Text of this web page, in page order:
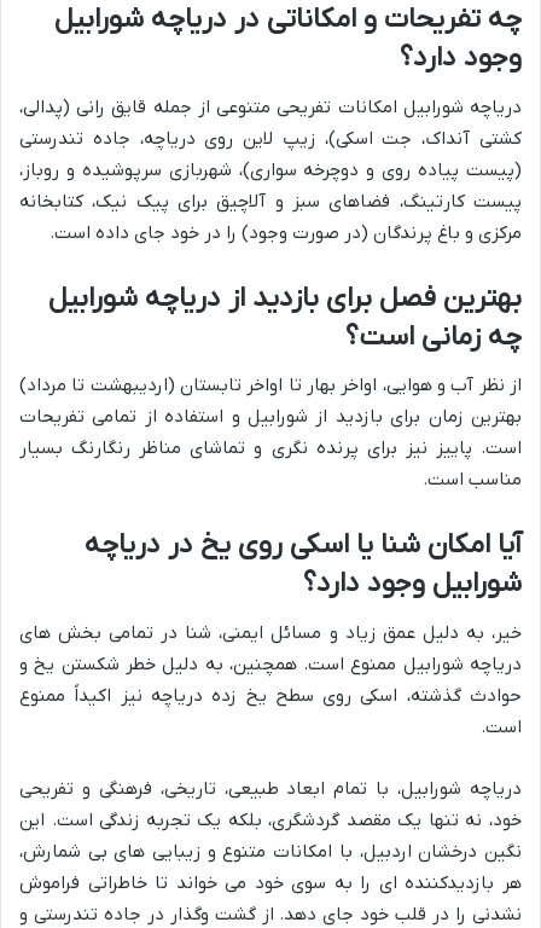
چه تفریحات و امکاناتی در دریاچه شورابیل
وجود دارد؟
دریاچه شورابیل امکانات تفریحی متنوعی از جمله قایق رانی (پدالی،
کشتی آنداک، جت اسکی)، زیپ لاین روی دریاچه، جاده تندرستی
(پیست پیاده روی و دوچرخه سواری)، شهربازی سرپوشیده و روباز،
پیست کارتینگ، فضاهای سبز و آلاچیق برای پیک نیک، کتابخانه
مرکزی و باغ پرندگان (در صورت وجود) را در خود جای داده است.
بهترین فصل برای بازدید از دریاچه شورابیل
چه زمانی است؟
از نظر آب و هوایی، اواخر بهار تا اواخر تابستان (اردیبهشت تا مرداد)
بهترین زمان برای بازدید از شورابیل و استفاده از تمامی تفریحات
است. پاییز نیز برای پرنده نگری و تماشای مناظر رنگارنگ بسیار
مناسب است.
آیا امکان شنا یا اسکی روی یخ در دریاچه
شورابیل وجود دارد؟
خیر، به دلیل عمق زیاد و مسائل ایمنی، شنا در تمامی بخش های
دریاچه شورابیل ممنوع است. همچنین، به دلیل خطر شکستن یخ و
حوادث گذشته، اسکی روی سطح یخ زده دریاچه نیز اکیداً ممنوع
است.
دریاچه شورابیل، با تمام ابعاد طبیعی، تاریخی، فرهنگی و تفریحی
خود، نه تنها یک مقصد گردشگری، بلکه یک تجربه زندگی است. این
نگین درخشان اردبیل، با امکانات متنوع و زیبایی های بی شمارش،
هر بازدیدکننده ای را به سوی خود می خواند تا خاطراتی فراموش
نشدنی را در قلب خود جای دهد. از گشت وگذار در جاده تندرستی و